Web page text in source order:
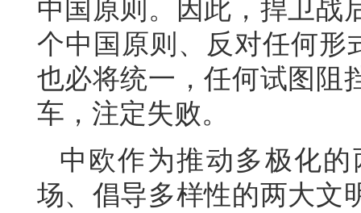
中国原则。因此，捍卫战
个中国原则、反对任何形
也必将统一，任何试图阻
车，注定失败。
中欧作为推动多极化
场、倡导多样性的两大文